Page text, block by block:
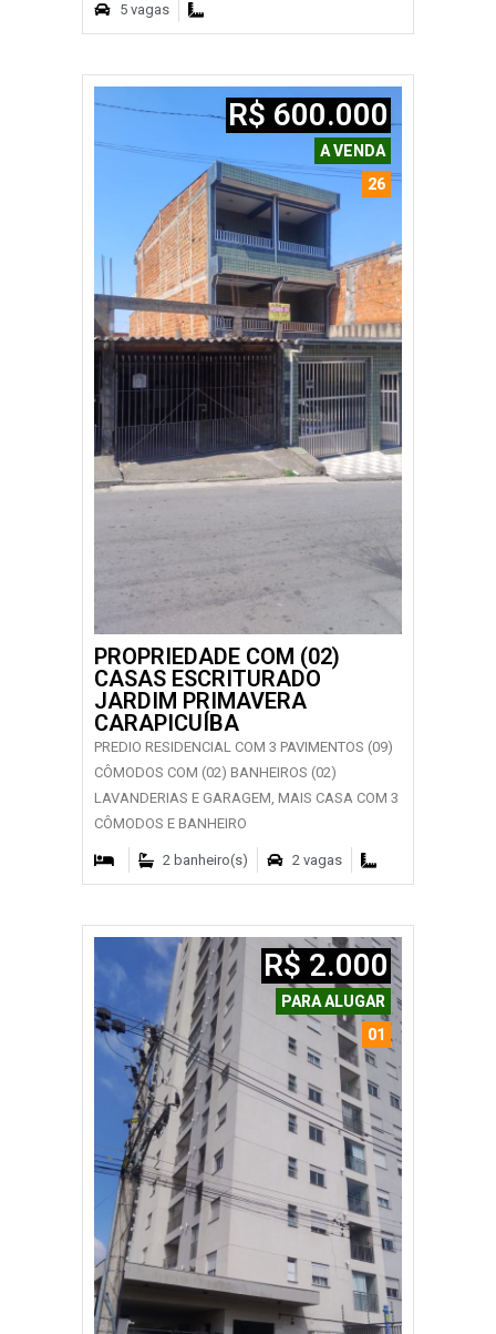
5 vagas
A VENDA
26
R$ 600.000
PROPRIEDADE COM (02)
CASAS ESCRITURADO
JARDIM PRIMAVERA
CARAPICUÍBA
PREDIO RESIDENCIAL COM 3 PAVIMENTOS (09)
CÔMODOS COM (02) BANHEIROS (02)
LAVANDERIAS E GARAGEM, MAIS CASA COM 3
CÔMODOS E BANHEIRO
2 banheiro(s) 2 vagas
PARA ALUGAR
01
R$ 2.000